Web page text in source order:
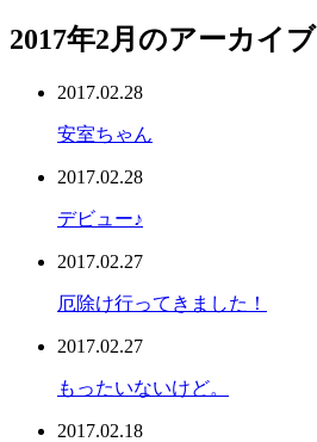
2017年2月のアーカイブ
2017.02.28
安室ちゃん
2017.02.28
デビュー♪
2017.02.27
厄除け行ってきました！
2017.02.27
もったいないけど。
2017.02.18